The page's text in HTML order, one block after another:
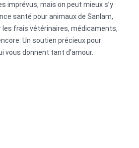
imprévus, mais on peut mieux s’y
santé pour animaux de Sanlam,
frais vétérinaires, médicaments,
Un soutien précieux pour
vous donnent tant d’amour.